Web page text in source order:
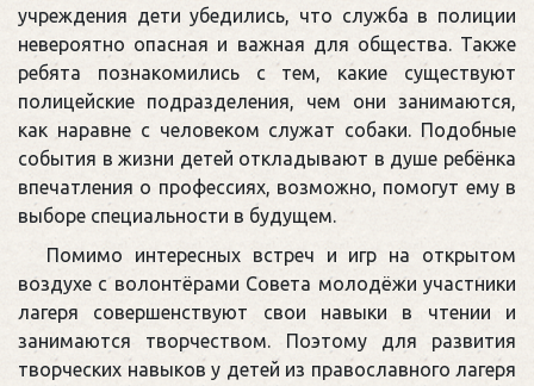
учреждения дети убедились, что служба в полиции
невероятно опасная и важная для общества. Также
ребята познакомились с тем, какие существуют
полицейские подразделения, чем они занимаются,
как наравне с человеком служат собаки. Подобные
события в жизни детей откладывают в душе ребёнка
впечатления о профессиях, возможно, помогут ему в
выборе специальности в будущем.
Помимо интересных встреч и игр на открытом
воздухе с волонтёрами Совета молодёжи участники
лагеря совершенствуют свои навыки в чтении и
занимаются творчеством. Поэтому для развития
творческих навыков у детей из православного лагеря